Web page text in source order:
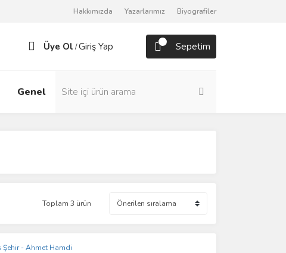
Hakkımızda Yazarlarımız Biyografiler
Üye Ol /Giriş Yap Sepetim
Genel Roman
Toplam 3 ürün